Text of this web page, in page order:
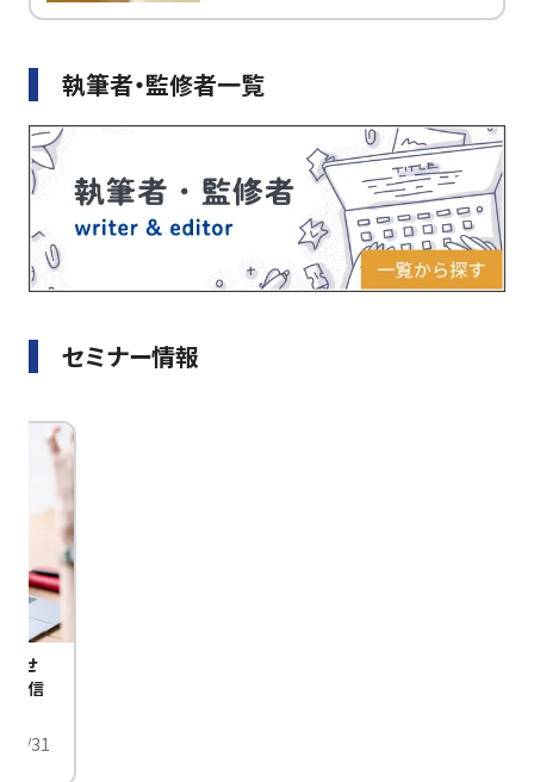
執筆者・監修者一覧
セミナー情報
ませ
配信
01/31